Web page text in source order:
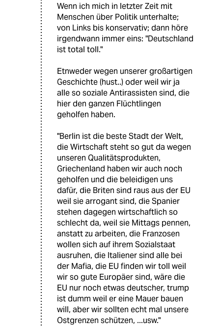
Wenn ich mich in letzter Zeit mit
Menschen über Politik unterhalte;
von Links bis konservativ; dann höre
irgendwann immer eins: "Deutschland
ist total toll."
Etnweder wegen unserer großartigen
Geschichte (hust..) oder weil wir ja
alle so soziale Antirassisten sind, die
hier den ganzen Flüchtlingen
geholfen haben.
"Berlin ist die beste Stadt der Welt,
die Wirtschaft steht so gut da wegen
unseren Qualitätsprodukten,
Griechenland haben wir auch noch
geholfen und die beleidigen uns
dafür, die Briten sind raus aus der EU
weil sie arrogant sind, die Spanier
stehen dagegen wirtschaftlich so
schlecht da, weil sie Mittags pennen,
anstatt zu arbeiten, die Franzosen
wollen sich auf ihrem Sozialstaat
ausruhen, die Italiener sind alle bei
der Mafia, die EU finden wir toll weil
wir so gute Europäer sind, wäre die
EU nur noch etwas deutscher, trump
ist dumm weil er eine Mauer bauen
will, aber wir sollten echt mal unsere
Ostgrenzen schützen, ...usw."